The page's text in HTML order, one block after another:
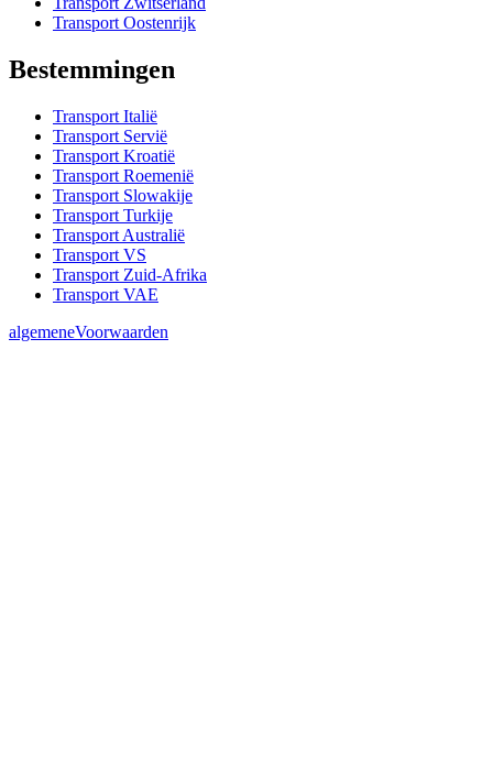
Transport Oostenrijk
Bestemmingen
Transport Italië
Transport Servië
Transport Kroatië
Transport Roemenië
Transport Slowakije
Transport Turkije
Transport Australië
Transport VS
Transport Zuid-Afrika
Transport VAE
algemeneVoorwaarden